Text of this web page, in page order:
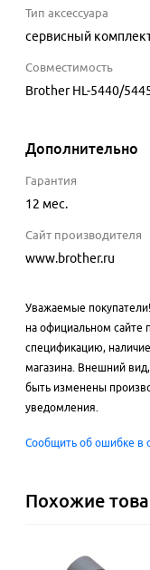
Тип аксессуара
сервисный
Совместимость
Brother HL-5440/
Дополнительно
Гарантия
12 мес.
Сайт производителя
www.brother.ru
Уважаемые
на официальном сайте
спецификацию,
магазина. Внешний
быть изменены
уведомления.
Сообщить об ошибке в
Похожие